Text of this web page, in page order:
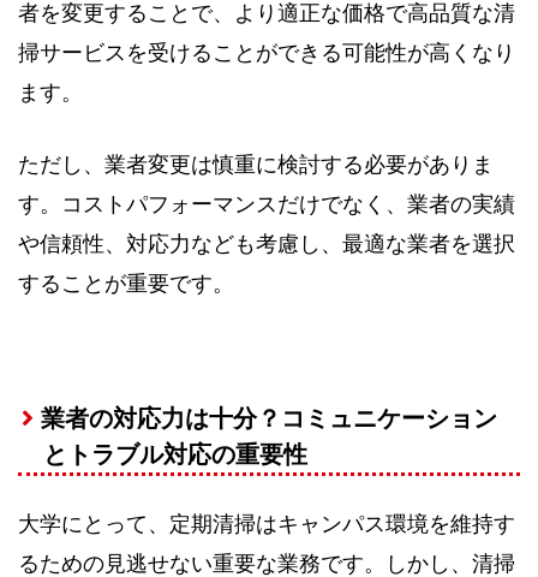
者を変更することで、より適正な価格で高品質な清
掃サービスを受けることができる可能性が高くなり
ます。
ただし、業者変更は慎重に検討する必要がありま
す。コストパフォーマンスだけでなく、業者の実績
や信頼性、対応力なども考慮し、最適な業者を選択
することが重要です。
業者の対応力は十分？コミュニケーション
とトラブル対応の重要性
大学にとって、定期清掃はキャンパス環境を維持す
るための見逃せない重要な業務です。しかし、清掃